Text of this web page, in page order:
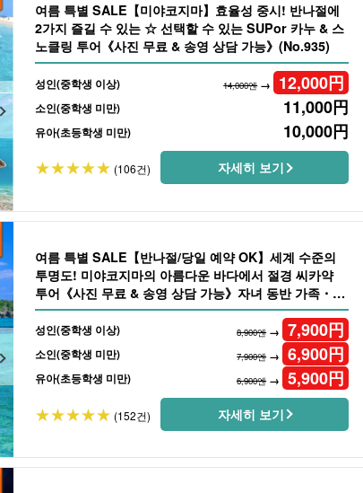
여름 특별 SALE【미야코지마】효율성 중시! 반나절에
2가지 즐길 수 있는 ☆ 선택할 수 있는 SUPor 카누 & 스
노클링 투어《사진 무료 & 송영 상담 가능》(No.935)
성인(중학생 이상) 14,000엔→ 12,000円
소인(중학생 미만) 11,000円
유아(초등학생 미만) 10,000円
(106건) 자세히 보기
여름 특별 SALE【반나절/당일 예약 OK】세계 수준의
투명도! 미야코지마의 아름다운 바다에서 절경 씨카약
투어《사진 무료 & 송영 상담 가능》자녀 동반 가족・단
체에도 추천 (No.933)
성인(중학생 이상) 8,900엔→ 7,900円
소인(중학생 미만) 7,900엔→ 6,900円
유아(초등학생 미만) 6,900엔→ 5,900円
(152건) 자세히 보기